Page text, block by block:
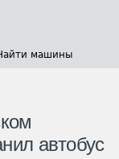
машины
автобус